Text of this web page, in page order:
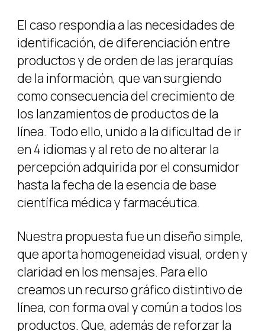
El caso respondía a las necesidades de
identificación, de diferenciación entre
productos y de orden de las jerarquías
de la información, que van surgiendo
como consecuencia del crecimiento de
los lanzamientos de productos de la
línea. Todo ello, unido a la dificultad de ir
en 4 idiomas y al reto de no alterar la
percepción adquirida por el consumidor
hasta la fecha de la esencia de base
científica médica y farmacéutica.
Nuestra propuesta fue un diseño simple,
que aporta homogeneidad visual, orden y
claridad en los mensajes. Para ello
creamos un recurso gráfico distintivo de
línea, con forma oval y común a todos los
productos. Que, además de reforzar la